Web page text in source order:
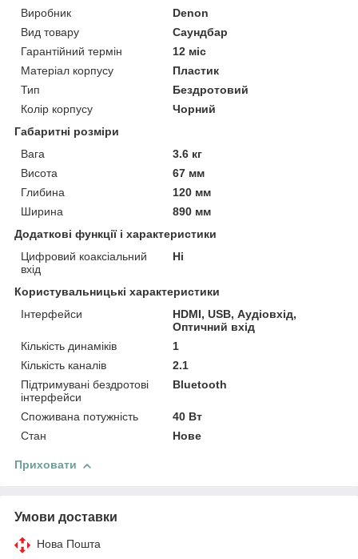
Виробник
Denon
Вид товару
Саундбар
Гарантійний термін
12 міс
Матеріал корпусу
Пластик
Тип
Бездротовий
Колір корпусу
Чорний
Габаритні розміри
Вага
3.6 кг
Висота
67 мм
Глибина
120 мм
Ширина
890 мм
Додаткові функції і характеристики
Цифровий коаксіальний
вхід
Ні
Користувальницькі характеристики
Інтерфейси
HDMI, USB, Аудіовхід,
Оптичний вхід
Кількість динаміків
1
Кількість каналів
2.1
Підтримувані бездротові
інтерфейси
Bluetooth
Споживана потужність
40 Вт
Стан
Нове
Приховати
Умови доставки
Нова Пошта